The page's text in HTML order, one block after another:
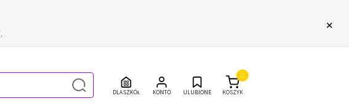
×
DLA SZKÓŁ ULUBIONE KOSZYK
0